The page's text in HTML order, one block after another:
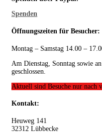
Spenden
Öffnungszeiten für Besucher:
Montag – Samstag 14.00 –
Am Dienstag, Sonntag sowie
geschlossen.
Aktuell sind Besuche nur nach
Kontakt:
Heuweg 141
32312 Lübbecke